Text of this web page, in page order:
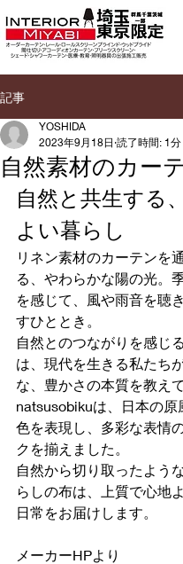
記事
自然素材のカー
YOSHIDA
2023年9月18日 読了時間: 1分
自然と共生する
よい暮らし
リネン素材のカーテンを
る、やわらかな陽の光。
を感じて、風や雨音を聴
すひととき。
自然とのつながりを感じ
は、現代を生きる私たち
な、豊かさの本質を教え
natsusobikuは、日本の原
色を表現し、多彩な表情
クを揃えました。
自然から切り取ったよう
らしの布は、上質で心地
日常をお届けします。
メーカーHPより